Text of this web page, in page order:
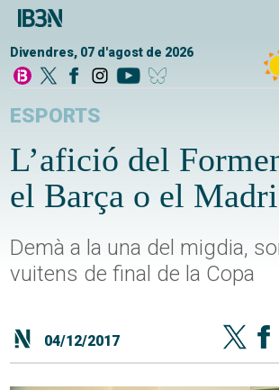
Divendres, 07 d'agost de 2026
ESPORTS
L’afició del
el Barça o el
Demà a la una del migdia,
vuitens de final de la Copa
04/12/2017